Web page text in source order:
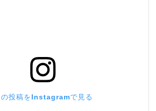
の投稿をInstagramで見る